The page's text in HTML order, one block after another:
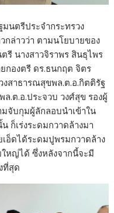
นตรีประจำกระทรวง
ล่าวว่า ตามนโยบายของ
รี นางสาวจิราพร สินธุไพร
กองตรี ดร.ธนกฤต จิตร
งสาธารณสุขพล.ต.อ.กิตติรัฐ
.ต.อ.ประจวบ วงศ์สุข รองผู้
จับกุมผู้ลักลอบนำเข้าใน
ก็เร่งระดมกวาดล้างมา
อ็ดได้ระดมปูพรมกวาดล้าง
หญ่ได้ ซึ่งหลังจากนี้จะมี
ที่สุด